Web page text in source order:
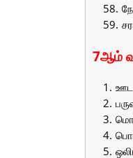
7ஆம்